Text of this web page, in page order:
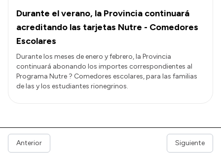
Durante el verano, la Provincia continuará
acreditando las tarjetas Nutre - Comedores
Escolares
Durante los meses de enero y febrero, la Provincia
continuará abonando los importes correspondientes al
Programa Nutre ? Comedores escolares, para las familias
de las y los estudiantes rionegrinos.
Anterior Siguiente